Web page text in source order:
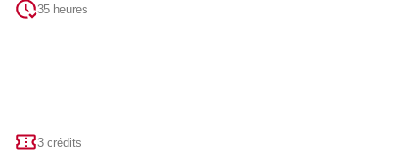
35 heures
3 crédits